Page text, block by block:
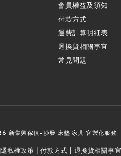
會員權益及須知
付款方式
運費計算明細表
退換貨相關事宜
常見問題
新集興傢俱-沙發 床墊 家具 客製化服務
隱私權政策 |付款方式 |退換貨相關事宜